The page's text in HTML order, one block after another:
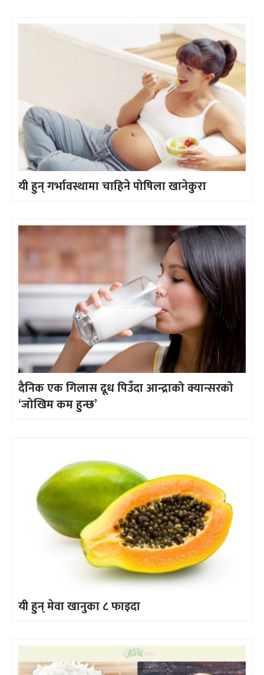
यी हुन् गर्भावस्थामा चाहिने पोषिला खानेकुरा
दैनिक एक गिलास दूध पिउँदा आन्द्राको क्यान्सरको
‘जोखिम कम हुन्छ’
यी हुन् मेवा खानुका ८ फाइदा